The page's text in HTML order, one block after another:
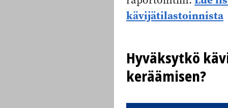
kävijätilastoinnista
Hyväksytkö
keräämisen?